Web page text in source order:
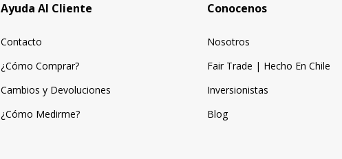
Ayuda Al Cliente
Contacto
¿Cómo Comprar?
Cambios y Devoluciones
¿Cómo Medirme?
Conocenos
Nosotros
Fair Trade | Hecho En Chile
Inversionistas
Blog